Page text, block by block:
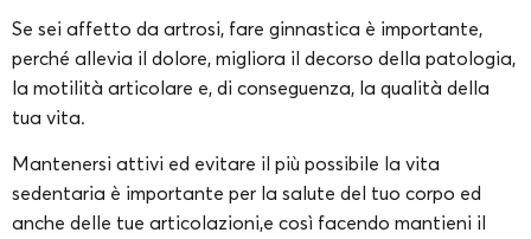
Se sei affetto da artrosi, fare ginnastica è importante,
perché allevia il dolore, migliora il decorso della patologia,
la motilità articolare e, di conseguenza, la qualità della
tua vita.
Mantenersi attivi ed evitare il più possibile la vita
sedentaria è importante per la salute del tuo corpo ed
anche delle tue articolazioni,e così facendo mantieni il